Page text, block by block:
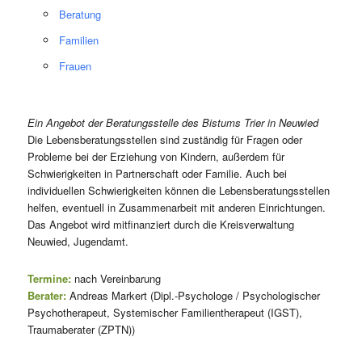
Beratung
Familien
Frauen
Ein Angebot der Beratungsstelle des Bistums Trier in Neuwied
Die Lebensberatungsstellen sind zuständig für Fragen oder
Probleme bei der Erziehung von Kindern, außerdem für
Schwierigkeiten in Partnerschaft oder Familie. Auch bei
individuellen Schwierigkeiten können die Lebensberatungsstellen
helfen, eventuell in Zusammenarbeit mit anderen Einrichtungen.
Das Angebot wird mitfinanziert durch die Kreisverwaltung
Neuwied, Jugendamt.
Termine:nach Vereinbarung
Berater:Andreas Markert (Dipl.-Psychologe / Psychologischer
Psychotherapeut, Systemischer Familientherapeut (IGST),
Traumaberater (ZPTN))